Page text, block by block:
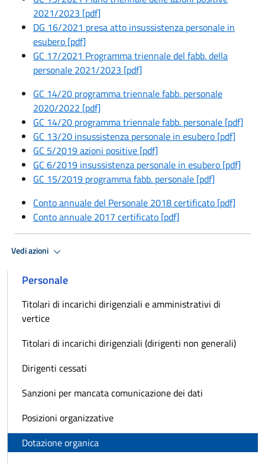
2021/2023 [pdf]
DG 16/2021 presa atto insussistenza personale in
esubero [pdf]
GC 17/2021 Programma triennale del fabb. della
personale 2021/2023 [pdf]
GC 14/20 programma triennale fabb. personale
2020/2022 [pdf]
GC 14/20 programma triennale fabb. personale [pdf]
GC 13/20 insussistenza personale in esubero [pdf]
GC 5/2019 azioni positive [pdf]
GC 6/2019 insussistenza personale in esubero [pdf]
GC 15/2019 programma fabb. personale [pdf]
Conto annuale del Personale 2018 certificato [pdf]
Conto annuale 2017 certificato [pdf]
Vedi azioni
Personale
Titolari di incarichi dirigenziali e amministrativi di
vertice
Titolari di incarichi dirigenziali (dirigenti non generali)
Dirigenti cessati
Sanzioni per mancata comunicazione dei dati
Posizioni organizzative
Dotazione organica